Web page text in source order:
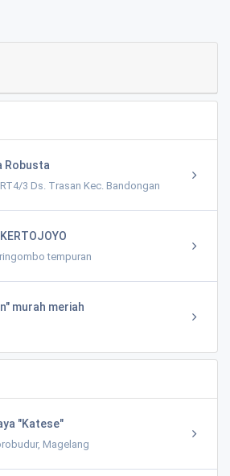
Robusta
3 Ds. Trasan Kec. Bandongan
tempuran
murah meriah
"Katese"
Magelang